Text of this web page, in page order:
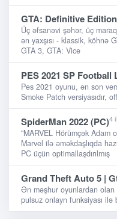
GTA: Definitive
Üç əfsanəvi şəhər, üç
ən yaxşısı - klassik, köhnə
GTA 3, GTA: Vice
PES 2021 SP Football
Pes 2021 oyunu, ən son
Smoke Patch versiyasıdır,
SpiderMan 2022 (PC)4
"MARVEL Hörümçək Adam
Marvel ilə əməkdaşlıqda
PC üçün optimallaşdırılmış
Grand Theft Auto 5 |
Ən məşhur oyunlardan
pulsuz onlayn funksiyası ilə